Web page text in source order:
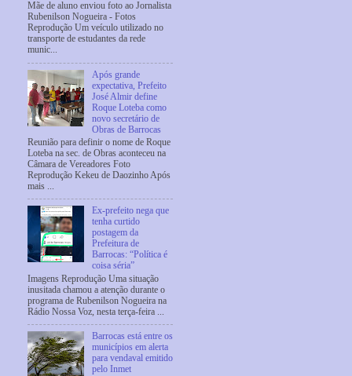
Mãe de aluno enviou foto ao Jornalista
Rubenilson Nogueira - Fotos
Reprodução Um veículo utilizado no
transporte de estudantes da rede
munic...
Após grande
expectativa, Prefeito
José Almir define
Roque Loteba como
novo secretário de
Obras de Barrocas
Reunião para definir o nome de Roque
Loteba na sec. de Obras aconteceu na
Câmara de Vereadores Foto
Reprodução Kekeu de Daozinho Após
mais ...
Ex-prefeito nega que
tenha curtido
postagem da
Prefeitura de
Barrocas: “Política é
coisa séria”
Imagens Reprodução Uma situação
inusitada chamou a atenção durante o
programa de Rubenilson Nogueira na
Rádio Nossa Voz, nesta terça-feira ...
Barrocas está entre os
municípios em alerta
para vendaval emitido
pelo Inmet